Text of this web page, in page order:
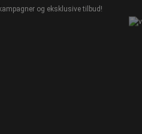
og eksklusive tilbud!